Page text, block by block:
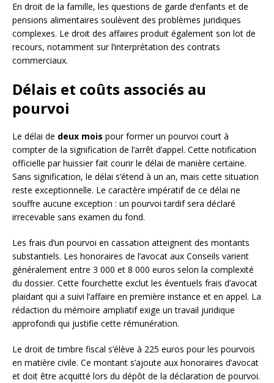
En droit de la famille, les questions de garde d’enfants et de
pensions alimentaires soulèvent des problèmes juridiques
complexes. Le droit des affaires produit également son lot de
recours, notamment sur l’interprétation des contrats
commerciaux.
Délais et coûts associés au
pourvoi
Le délai de deux mois pour former un pourvoi court à
compter de la signification de l’arrêt d’appel. Cette notification
officielle par huissier fait courir le délai de manière certaine.
Sans signification, le délai s’étend à un an, mais cette situation
reste exceptionnelle. Le caractère impératif de ce délai ne
souffre aucune exception : un pourvoi tardif sera déclaré
irrecevable sans examen du fond.
Les frais d’un pourvoi en cassation atteignent des montants
substantiels. Les honoraires de l’avocat aux Conseils varient
généralement entre 3 000 et 8 000 euros selon la complexité
du dossier. Cette fourchette exclut les éventuels frais d’avocat
plaidant qui a suivi l’affaire en première instance et en appel. La
rédaction du mémoire ampliatif exige un travail juridique
approfondi qui justifie cette rémunération.
Le droit de timbre fiscal s’élève à 225 euros pour les pourvois
en matière civile. Ce montant s’ajoute aux honoraires d’avocat
et doit être acquitté lors du dépôt de la déclaration de pourvoi.